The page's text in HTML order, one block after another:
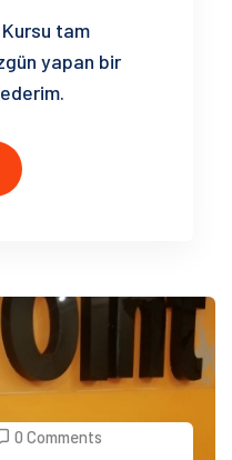
tam
yapan bir
0 Comments